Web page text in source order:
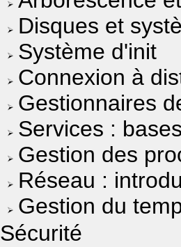
Disques et
Système d'init
Connexion à
Gestionnaires
Services :
Gestion des
Réseau :
Gestion du
Sécurité